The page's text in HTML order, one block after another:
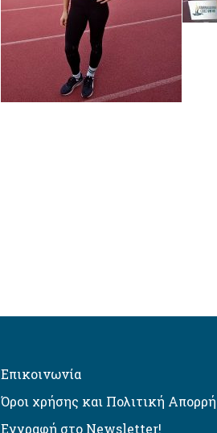
Επικοινωνία
Όροι χρήσης και Πολιτική
Εγγραφή στο Newsletter!